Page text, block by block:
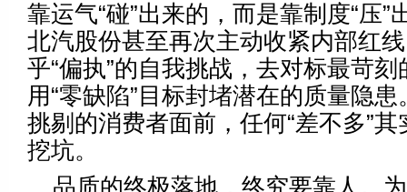
靠运气“碰”出来的，而是靠制度“压”
北汽股份甚至再次主动收紧内部红
乎“偏执”的自我挑战，去对标最苛
用“零缺陷”目标封堵潜在的质量隐
挑剔的消费者面前，任何“差不多”
挖坑。
品质的终极落地，终究要靠人。